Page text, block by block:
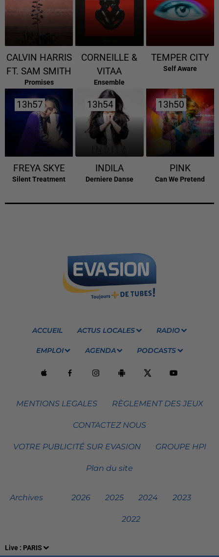
Live : PARIS
CALVIN HARRIS
FT. SAM SMITH
Promises
CORNEILLE &
VITAA
Ensemble
TEMPER CITY
Self Aware
13h57
13h57
FREYA SKYE
Silent Treatment
13h54
13h54
INDILA
Derniere Danse
13h50
13h50
PINK
Can We Pretend
ACCUEIL ACTUS LOCALES RADIO
EMPLOI AGENDA PODCASTS
MENTIONS LEGALES RÈGLEMENT DES JEUX
CONTACTEZ NOUS
VOTRE PUBLICITÉ SUR EVASION GROUPE HPI
Plan du site
Archives 2026 2025 2024 2023
2022